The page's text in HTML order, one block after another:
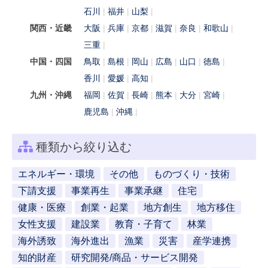
石川
福井
山梨
関西・近畿
大阪 兵庫 京都 滋賀 奈良
和歌山
三重
中国・四国
鳥取 島根 岡山 広島 山口
徳島
香川
愛媛
高知
九州・沖縄
福岡 佐賀 長崎 熊本 大分
宮崎
鹿児島
沖縄
種類から絞り込む
エネルギー・環境 その他
ものづくり・技術
下請支援
事業再生 事業承継
住宅
健康・医療
創業・起業 地方創生
地方移住
女性支援
建設業 教育・子育て
林業
海外誘致
海外進出 漁業 災害
産学連携
知的財産
研究開発/商品・サービス開発